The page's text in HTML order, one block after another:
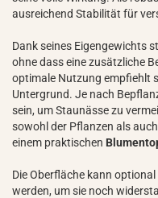
ausreichend Stabilität für
Dank seines Eigengewichts
ohne dass eine zusätzliche
optimale Nutzung empfiehlt
Untergrund. Je nach
sein, um Staunässe zu
sowohl der Pflanzen als
einem praktischen
Die Oberfläche kann
werden, um sie noch